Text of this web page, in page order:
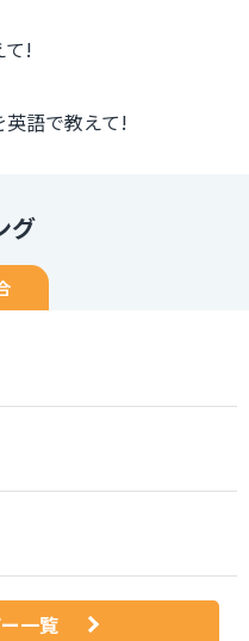
て!
英語で教えて!
グ
一覧